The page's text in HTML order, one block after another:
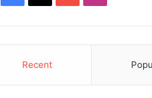
Recent